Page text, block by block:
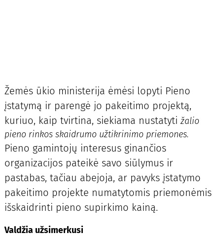
Žemės ūkio ministerija ėmėsi lopyti Pieno
įstatymą ir parengė jo pakeitimo projektą,
kuriuo, kaip tvirtina, siekiama nustatyti žalio
pieno rinkos skaidrumo užtikrinimo priemones.
Pieno gamintojų interesus ginančios
organizacijos pateikė savo siūlymus ir
pastabas, tačiau abejoja, ar pavyks įstatymo
pakeitimo projekte numatytomis priemonėmis
išskaidrinti pieno supirkimo kainą.
Valdžia užsimerkusi